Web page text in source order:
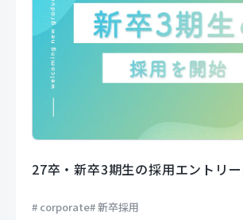
27卒・新卒3期生の採用エントリ
corporate 新卒採用